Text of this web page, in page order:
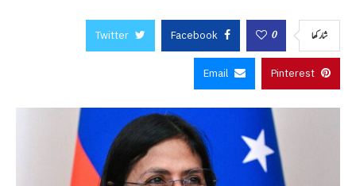
شاركها 0
Facebook
Twitter
Pinterest
Email